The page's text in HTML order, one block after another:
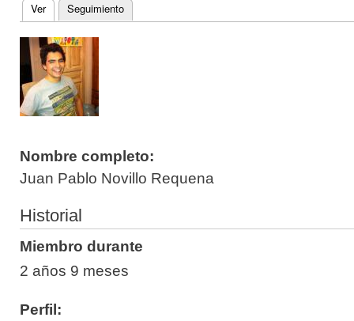
Solapas principales
Ver(solapa activa)
Seguimiento
Nombre completo:
Juan Pablo Novillo Requena
Historial
Miembro durante
2 años 9 meses
Perfil: